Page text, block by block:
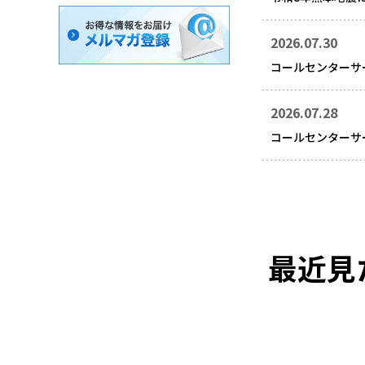
2026.07.30
コールセンター
2026.07.28
コールセンター
最近